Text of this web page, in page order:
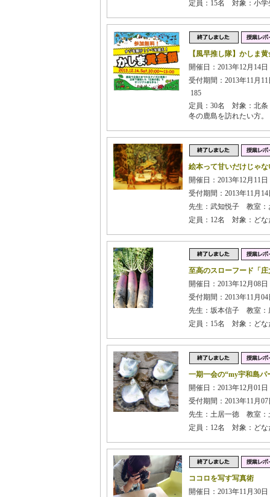
定員：15名 対象：小学
【風早推し隊】かしま
開催日：2013年12月14
受付期間：2013年11月
185
定員：30名 対象：北条
冬の鹿島を訪れたい方。
絵本って甘いだけじゃ
開催日：2013年12月11
受付期間：2013年11月
先生：武知悦子 教室：
定員：12名 対象：どな
至高のスローフード「庄
開催日：2013年12月08
受付期間：2013年11月
先生：坂本信子 教室：
定員：15名 対象：どな
一期一会の“my宇和島パ
開催日：2013年12月01
受付期間：2013年11月
先生：土居一徳 教室：
定員：12名 対象：どな
ココロを写す写真術
開催日：2013年11月30